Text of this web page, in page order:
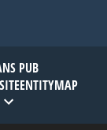
PUB
ENTITYMAP